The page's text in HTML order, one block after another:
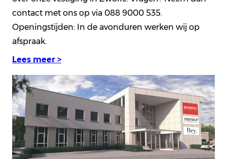
contact met ons op via 088 9000 535.
Openingstijden: In de avonduren werken wij op
afspraak.
Lees meer >